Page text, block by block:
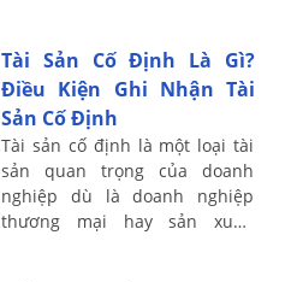
...
Tài Sản Cố Định Là Gì?
Điều Kiện Ghi Nhận Tài
Sản Cố Định
Tài sản cố định là một loại tài
sản quan trọng của doanh
nghiệp dù là doanh nghiệp
thương mại hay sản xuất.